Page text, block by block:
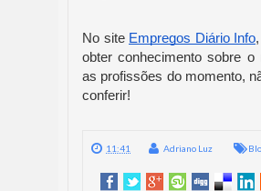
No site Empregos Diário Info
obter conhecimento sobre o
as profissões do momento,
conferir!
11:41 Adriano Luz